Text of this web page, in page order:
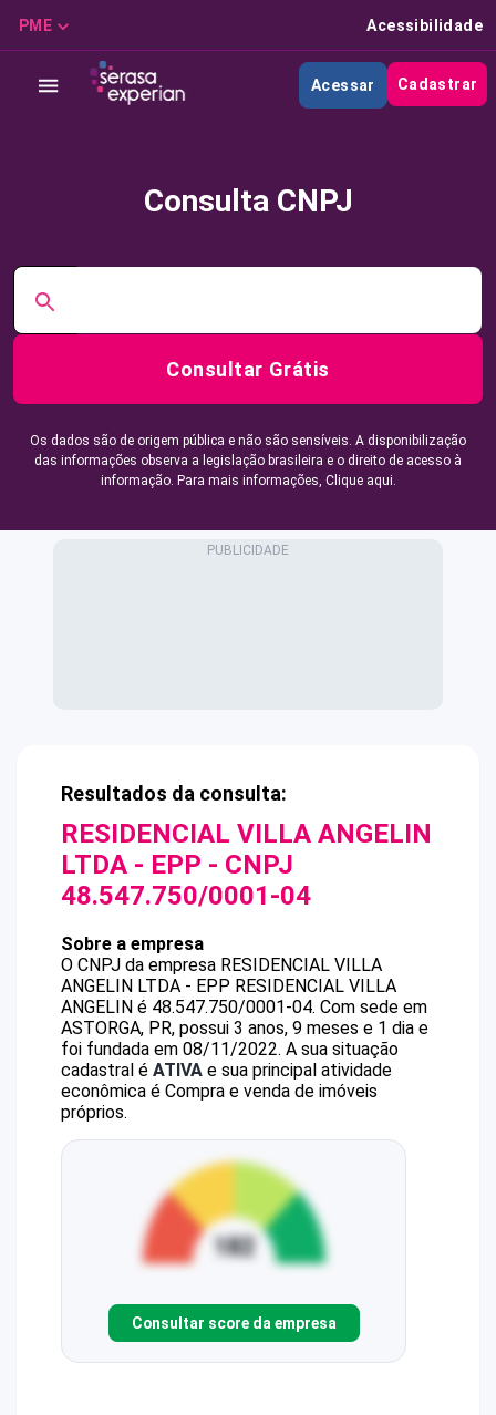
PME Acessibilidade
Acessar Cadastrar
Consulta CNPJ
Consultar Grátis
Os dados são de origem pública e não são sensíveis. A disponibilização
das informações observa a legislação brasileira e o direito de acesso à
informação. Para mais informações, Clique aqui.
Resultados da consulta:
RESIDENCIAL VILLA ANGELIN
LTDA - EPP - CNPJ
48.547.750/0001-04
Sobre a empresa
O CNPJ da empresa RESIDENCIAL VILLA
ANGELIN LTDA - EPP RESIDENCIAL VILLA
ANGELIN é 48.547.750/0001-04. Com sede em
ASTORGA, PR, possui 3 anos, 9 meses e 1 dia e
foi fundada em 08/11/2022. A sua situação
cadastral é ATIVA e sua principal atividade
econômica é Compra e venda de imóveis
próprios.
Consultar score da empresa